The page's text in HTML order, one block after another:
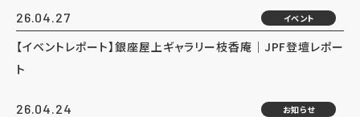
26.04.27 イベント
【イベントレポート】銀座屋上ギャラリー枝香庵｜JPF登壇レポー
ト
26.04.24 お知らせ